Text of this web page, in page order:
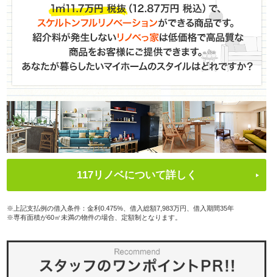
117リノベについて詳しく
※上記支払例の借入条件：金利0.475%、借入総額7,983万円、借入期間35年
※専有面積が60㎡未満の物件の場合、定額制となります。